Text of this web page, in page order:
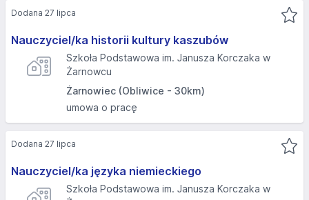
Nauczyciel/ka historii kultury kaszubów
Szkoła Podstawowa im. Janusza Korczaka w
Żarnowcu
Żarnowiec (Obliwice - 30km)
umowa o pracę
Dodana 27 lipca
Nauczyciel/ka języka niemieckiego
Szkoła Podstawowa im. Janusza Korczaka w
Dodana 27 lipca